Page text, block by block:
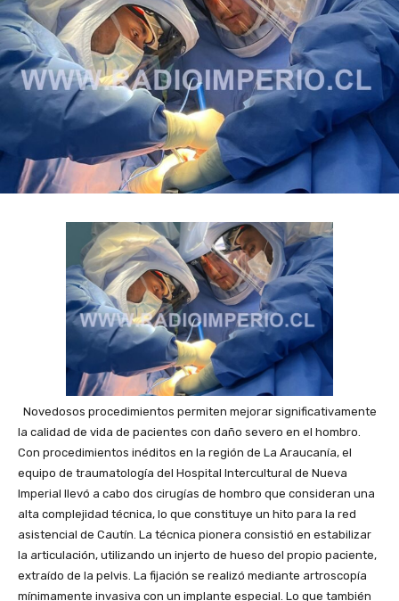
Novedosos procedimientos permiten mejorar significativamente
la calidad de vida de pacientes con daño severo en el hombro.
Con procedimientos inéditos en la región de La Araucanía, el
equipo de traumatología del Hospital Intercultural de Nueva
Imperial llevó a cabo dos cirugías de hombro que consideran una
alta complejidad técnica, lo que constituye un hito para la red
asistencial de Cautín. La técnica pionera consistió en estabilizar
la articulación, utilizando un injerto de hueso del propio paciente,
extraído de la pelvis. La fijación se realizó mediante artroscopía
mínimamente invasiva con un implante especial. Lo que también